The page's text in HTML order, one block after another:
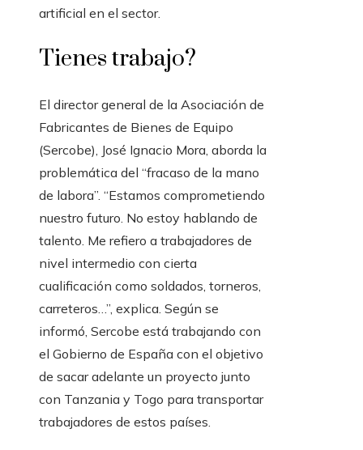
artificial en el sector.
Tienes trabajo?
El director general de la Asociación de
Fabricantes de Bienes de Equipo
(Sercobe), José Ignacio Mora, aborda la
problemática del “fracaso de la mano
de labora”. “Estamos comprometiendo
nuestro futuro. No estoy hablando de
talento. Me refiero a trabajadores de
nivel intermedio con cierta
cualificación como soldados, torneros,
carreteros…”, explica. Según se
informó, Sercobe está trabajando con
el Gobierno de España con el objetivo
de sacar adelante un proyecto junto
con Tanzania y Togo para transportar
trabajadores de estos países.